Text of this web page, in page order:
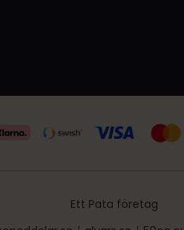
Ett Pata företag